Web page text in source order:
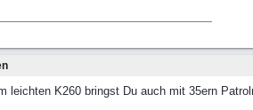
leichten K260 bringst Du auch mit 35ern